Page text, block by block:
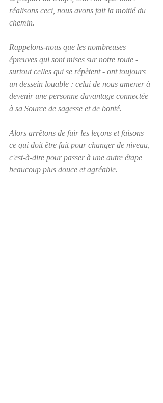
réalisons ceci, nous avons fait la moitié du
chemin.
Rappelons-nous que les nombreuses
épreuves qui sont mises sur notre route -
surtout celles qui se répètent - ont toujours
un dessein louable : celui de nous amener à
devenir une personne davantage connectée
à sa Source de sagesse et de bonté.
Alors arrêtons de fuir les leçons et faisons
ce qui doit être fait pour changer de niveau,
c'est-à-dire pour passer à une autre étape
beaucoup plus douce et agréable.